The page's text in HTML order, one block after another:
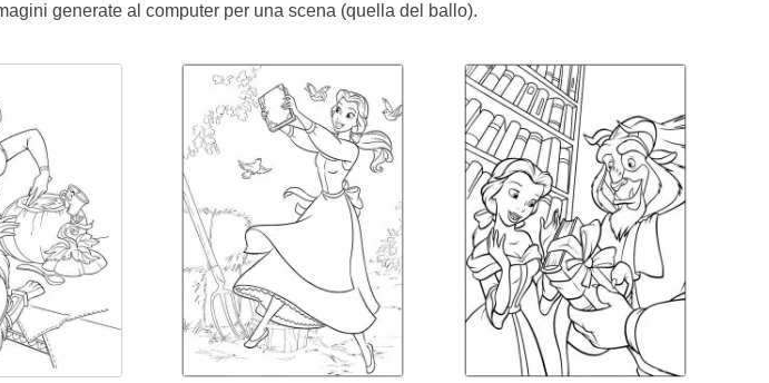
generate al computer per una scena (quella del ballo).